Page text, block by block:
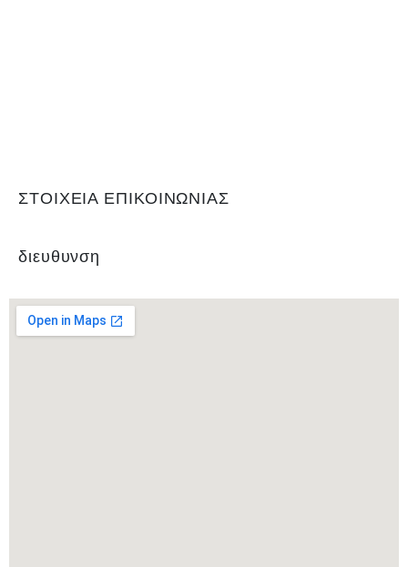
ΣΤΟΙΧΕΙΑ ΕΠΙΚΟΙΝΩΝΙΑΣ
διευθυνση